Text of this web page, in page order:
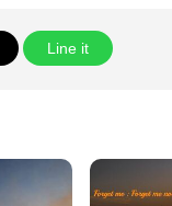
Line it